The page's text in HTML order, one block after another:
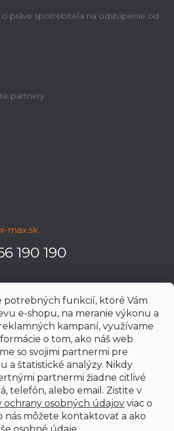
potrebných funkcií, ktoré Vám
e-shopu, na meranie výkonu a
kampaní, využívame
o tom, ako náš web
so svojimi partnermi pre
a štatistické analýzy. Nikdy
partnermi žiadne citlivé
telefón, alebo email. Zistite v
ochrany osobných údajov viac o
nás môžete kontaktovať a ako
práve spotrebiteľa na odstúpenie od
partnery
max.sk
190 190